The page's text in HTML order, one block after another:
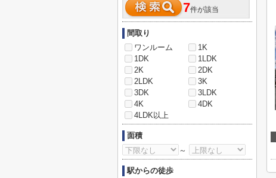
7件が該当
間取り
ワンルーム
1K
1DK
1LDK
2K
2DK
2LDK
3K
3DK
3LDK
4K
4DK
4LDK以上
面積
～
駅からの徒歩